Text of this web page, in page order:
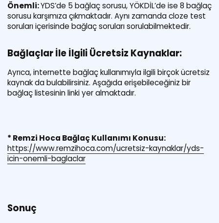
Önemli:YDS’de 5 bağlaç sorusu, YÖKDİL’de ise 8 bağlaç
sorusu karşımıza çıkmaktadır. Aynı zamanda cloze test
soruları içerisinde bağlaç soruları sorulabilmektedir.
Bağlaçlar İle İlgili Ücretsiz Kaynaklar:
Ayrıca, internette bağlaç kullanımıyla ilgili birçok ücretsiz
kaynak da bulabilirsiniz. Aşağıda erişebileceğiniz bir
bağlaç listesinin linki yer almaktadır.
* Remzi Hoca Bağlaç Kullanımı Konusu:
https://www.remzihoca.com/ucretsiz-kaynaklar/yds-
icin-onemli-baglaclar
Sonuç